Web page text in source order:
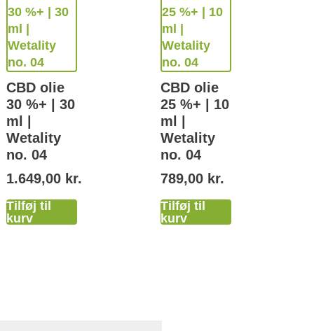
CBD olie
30 %+ | 30
ml |
Wetality
no. 04
1.649,00 kr.
Tilføj til
kurv
CBD olie
25 %+ | 10
ml |
Wetality
no. 04
789,00 kr.
Tilføj til
kurv